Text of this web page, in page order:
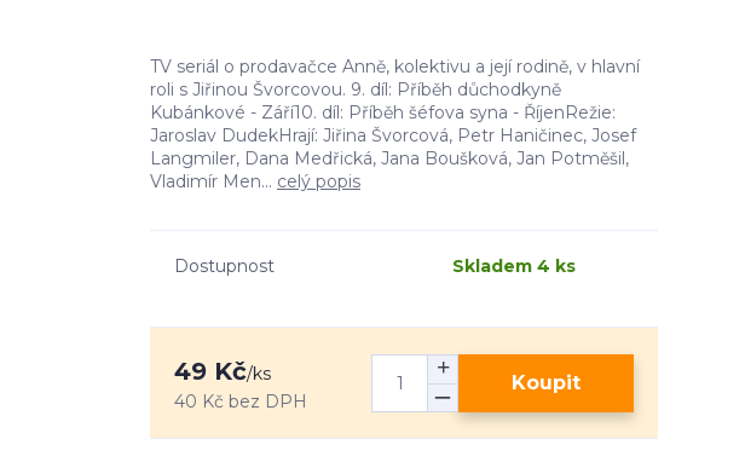
TV seriál o prodavačce Anně, kolektivu a její rodině, v hlavní
roli s Jiřinou Švorcovou. 9. díl: Příběh důchodkyně
Kubánkové - Září10. díl: Příběh šéfova syna - ŘíjenRežie:
Jaroslav DudekHrají: Jiřina Švorcová, Petr Haničinec, Josef
Langmiler, Dana Medřická, Jana Boušková, Jan Potměšil,
Vladimír Men... celý popis
Dostupnost Skladem 4 ks
49 Kč/ks
40 Kč bez DPH
Koupit